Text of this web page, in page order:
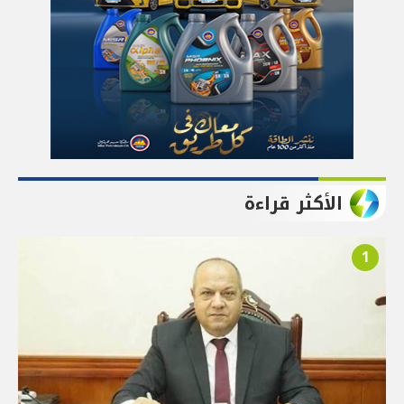
الأكثر قراءة
1